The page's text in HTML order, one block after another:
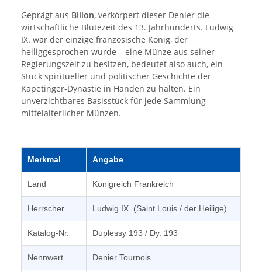
Geprägt aus Billon, verkörpert dieser Denier die
wirtschaftliche Blütezeit des 13. Jahrhunderts. Ludwig
IX. war der einzige französische König, der
heiliggesprochen wurde – eine Münze aus seiner
Regierungszeit zu besitzen, bedeutet also auch, ein
Stück spiritueller und politischer Geschichte der
Kapetinger-Dynastie in Händen zu halten. Ein
unverzichtbares Basisstück für jede Sammlung
mittelalterlicher Münzen.
Merkmal Angabe
Land Königreich Frankreich
Herrscher Ludwig IX. (Saint Louis / der Heilige)
Katalog-Nr. Duplessy 193 / Dy. 193
Nennwert Denier Tournois